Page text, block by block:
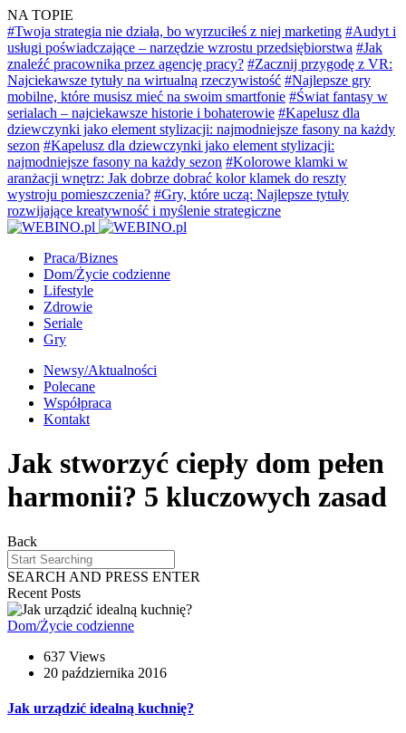
NA TOPIE
#Twoja strategia nie działa, bo wyrzuciłeś z niej marketing #Audyt i
usługi poświadczające – narzędzie wzrostu przedsiębiorstwa #Jak
znaleźć pracownika przez agencję pracy? #Zacznij przygodę z VR:
Najciekawsze tytuły na wirtualną rzeczywistość #Najlepsze gry
mobilne, które musisz mieć na swoim smartfonie #Świat fantasy w
serialach – najciekawsze historie i bohaterowie #Kapelusz dla
dziewczynki jako element stylizacji: najmodniejsze fasony na każdy
sezon #Kapelusz dla dziewczynki jako element stylizacji:
najmodniejsze fasony na każdy sezon #Kolorowe klamki w
aranżacji wnętrz: Jak dobrze dobrać kolor klamek do reszty
wystroju pomieszczenia? #Gry, które uczą: Najlepsze tytuły
rozwijające kreatywność i myślenie strategiczne
Praca/Biznes
Dom/Życie codzienne
Lifestyle
Zdrowie
Seriale
Gry
Newsy/Aktualności
Polecane
Współpraca
Kontakt
Jak stworzyć ciepły dom pełen
harmonii? 5 kluczowych zasad
Back
SEARCH AND PRESS ENTER
Recent Posts
Dom/Życie codzienne
637 Views
20 października 2016
Jak urządzić idealną kuchnię?